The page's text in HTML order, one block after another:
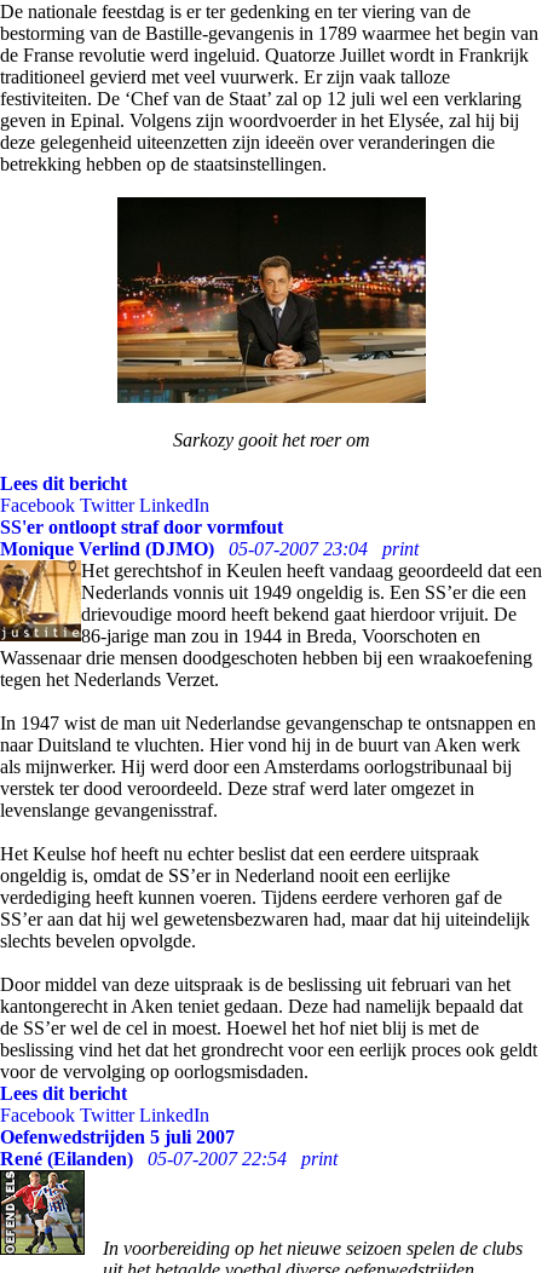
De nationale feestdag is er ter gedenking en ter viering van de
bestorming van de Bastille-gevangenis in 1789 waarmee het begin van
de Franse revolutie werd ingeluid. Quatorze Juillet wordt in Frankrijk
traditioneel gevierd met veel vuurwerk. Er zijn vaak talloze
festiviteiten. De ‘Chef van de Staat’ zal op 12 juli wel een verklaring
geven in Epinal. Volgens zijn woordvoerder in het Elysée, zal hij bij
deze gelegenheid uiteenzetten zijn ideeën over veranderingen die
betrekking hebben op de staatsinstellingen.
Sarkozy gooit het roer om
Lees dit bericht
Facebook Twitter LinkedIn
SS'er ontloopt straf door vormfout
Monique Verlind (DJMO)
05-07-2007 23:04
print
Het gerechtshof in Keulen heeft vandaag geoordeeld dat een
Nederlands vonnis uit 1949 ongeldig is. Een SS’er die een
drievoudige moord heeft bekend gaat hierdoor vrijuit. De
86-jarige man zou in 1944 in Breda, Voorschoten en
Wassenaar drie mensen doodgeschoten hebben bij een wraakoefening
tegen het Nederlands Verzet.
In 1947 wist de man uit Nederlandse gevangenschap te ontsnappen en
naar Duitsland te vluchten. Hier vond hij in de buurt van Aken werk
als mijnwerker. Hij werd door een Amsterdams oorlogstribunaal bij
verstek ter dood veroordeeld. Deze straf werd later omgezet in
levenslange gevangenisstraf.
Het Keulse hof heeft nu echter beslist dat een eerdere uitspraak
ongeldig is, omdat de SS’er in Nederland nooit een eerlijke
verdediging heeft kunnen voeren. Tijdens eerdere verhoren gaf de
SS’er aan dat hij wel gewetensbezwaren had, maar dat hij uiteindelijk
slechts bevelen opvolgde.
Door middel van deze uitspraak is de beslissing uit februari van het
kantongerecht in Aken teniet gedaan. Deze had namelijk bepaald dat
de SS’er wel de cel in moest. Hoewel het hof niet blij is met de
beslissing vind het dat het grondrecht voor een eerlijk proces ook geldt
voor de vervolging op oorlogsmisdaden.
Lees dit bericht
Facebook Twitter LinkedIn
Oefenwedstrijden 5 juli 2007
René (Eilanden)
05-07-2007 22:54 print
In voorbereiding op het nieuwe seizoen spelen de clubs